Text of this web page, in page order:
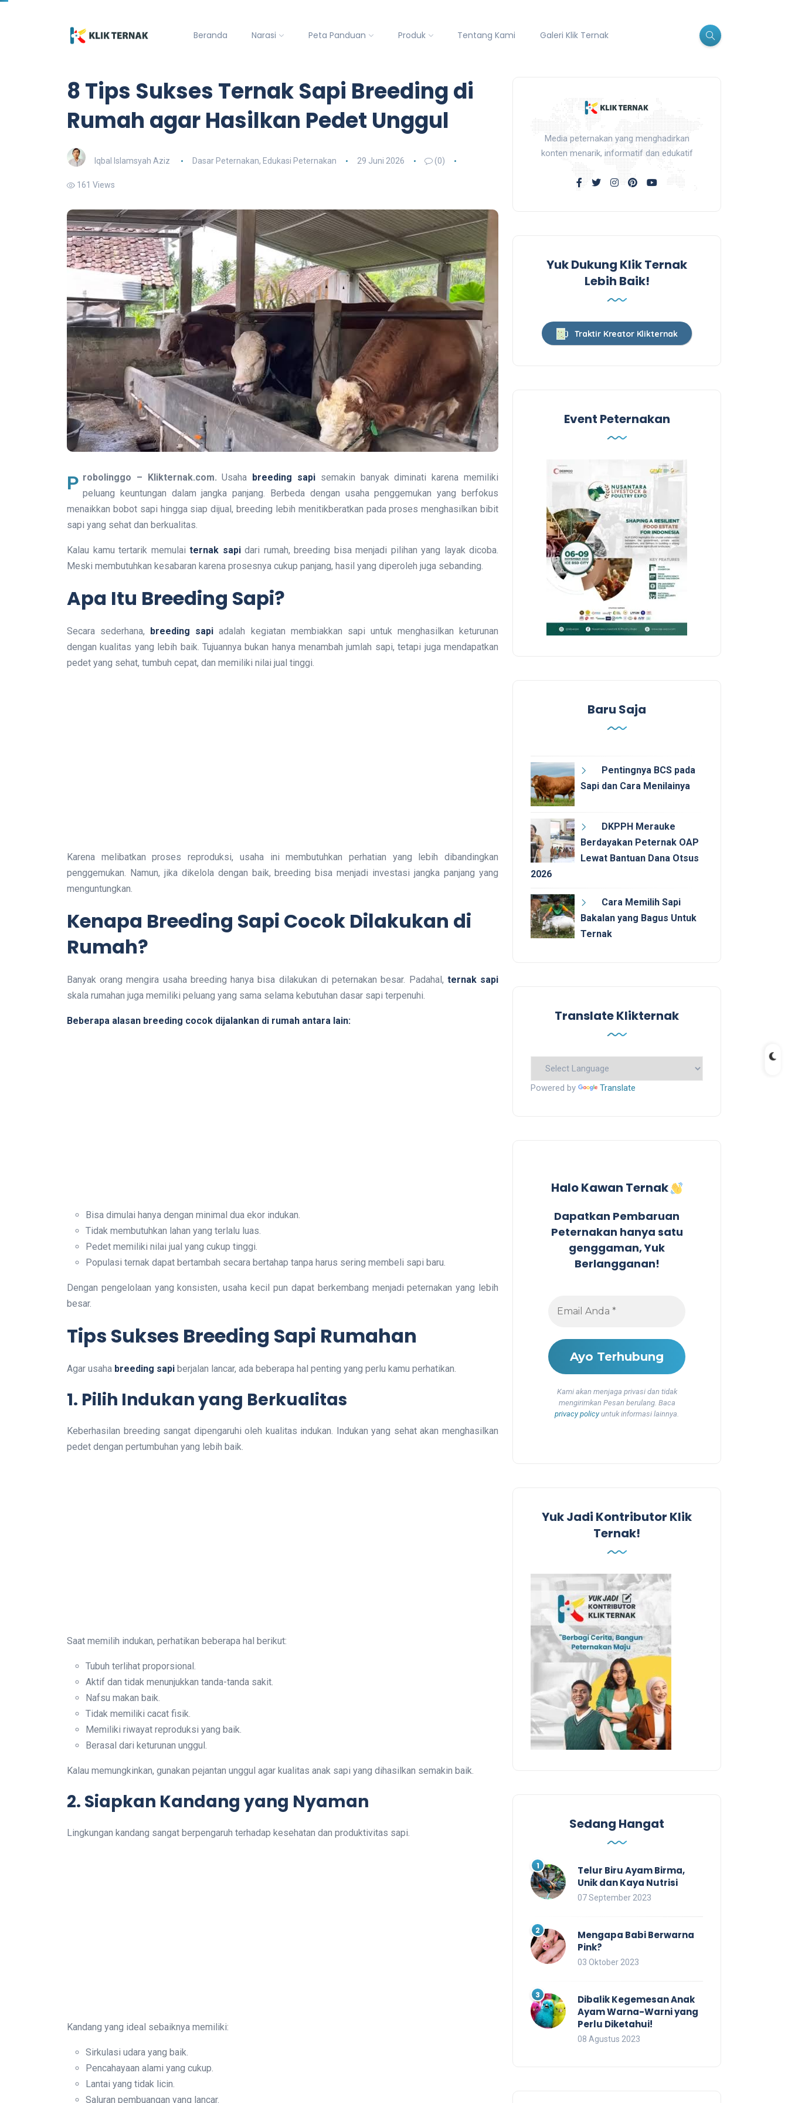
Beranda Narasi Peta Panduan Produk Tentang Kami Galeri Klik Ternak
8 Tips Sukses Ternak Sapi Breeding di
Rumah agar Hasilkan Pedet Unggul
Iqbal Islamsyah Aziz Dasar Peternakan, Edukasi Peternakan 29 Juni 2026 (0)
161 Views
Probolinggo – Klikternak.com.Usaha breeding sapi semakin banyak diminati karena memiliki
peluang keuntungan dalam jangka panjang. Berbeda dengan usaha penggemukan yang berfokus
menaikkan bobot sapi hingga siap dijual, breeding lebih menitikberatkan pada proses menghasilkan bibit
sapi yang sehat dan berkualitas.
Kalau kamu tertarik memulai ternak sapidari rumah, breeding bisa menjadi pilihan yang layak dicoba.
Meski membutuhkan kesabaran karena prosesnya cukup panjang, hasil yang diperoleh juga sebanding.
Apa Itu Breeding Sapi?
Secara sederhana, breeding sapi adalah kegiatan membiakkan sapi untuk menghasilkan keturunan
dengan kualitas yang lebih baik. Tujuannya bukan hanya menambah jumlah sapi, tetapi juga mendapatkan
pedet yang sehat, tumbuh cepat, dan memiliki nilai jual tinggi.
Karena melibatkan proses reproduksi, usaha ini membutuhkan perhatian yang lebih dibandingkan
penggemukan. Namun, jika dikelola dengan baik, breeding bisa menjadi investasi jangka panjang yang
menguntungkan.
Kenapa Breeding Sapi Cocok Dilakukan di
Rumah?
Banyak orang mengira usaha breeding hanya bisa dilakukan di peternakan besar. Padahal, ternak sapi
skala rumahan juga memiliki peluang yang sama selama kebutuhan dasar sapi terpenuhi.
Beberapa alasan breeding cocok dijalankan di rumah antara lain:
Bisa dimulai hanya dengan minimal dua ekor indukan.
Tidak membutuhkan lahan yang terlalu luas.
Pedet memiliki nilai jual yang cukup tinggi.
Populasi ternak dapat bertambah secara bertahap tanpa harus sering membeli sapi baru.
Dengan pengelolaan yang konsisten, usaha kecil pun dapat berkembang menjadi peternakan yang lebih
besar.
Tips Sukses Breeding Sapi Rumahan
Agar usaha breeding sapi berjalan lancar, ada beberapa hal penting yang perlu kamu perhatikan.
1. Pilih Indukan yang Berkualitas
Keberhasilan breeding sangat dipengaruhi oleh kualitas indukan. Indukan yang sehat akan menghasilkan
pedet dengan pertumbuhan yang lebih baik.
Saat memilih indukan, perhatikan beberapa hal berikut:
Tubuh terlihat proporsional.
Aktif dan tidak menunjukkan tanda-tanda sakit.
Nafsu makan baik.
Tidak memiliki cacat fisik.
Memiliki riwayat reproduksi yang baik.
Berasal dari keturunan unggul.
Kalau memungkinkan, gunakan pejantan unggul agar kualitas anak sapi yang dihasilkan semakin baik.
2. Siapkan Kandang yang Nyaman
Lingkungan kandang sangat berpengaruh terhadap kesehatan dan produktivitas sapi.
Kandang yang ideal sebaiknya memiliki:
Sirkulasi udara yang baik.
Pencahayaan alami yang cukup.
Lantai yang tidak licin.
Saluran pembuangan yang lancar.
Media peternakan yang menghadirkan
konten menarik, informatif dan edukatif
Yuk Dukung Klik Ternak
Lebih Baik!
Traktir Kreator Klikternak
Event Peternakan
Baru Saja
Pentingnya BCS pada
Sapi dan Cara Menilainya
DKPPH Merauke
Berdayakan Peternak OAP
Lewat Bantuan Dana Otsus
2026
Cara Memilih Sapi
Bakalan yang Bagus Untuk
Ternak
Translate Klikternak
Powered by Translate
Halo Kawan Ternak
Dapatkan Pembaruan
Peternakan hanya satu
genggaman, Yuk
Berlangganan!
Kami akan menjaga privasi dan tidak
mengirimkan Pesan berulang. Baca
privacy policyuntuk informasi lainnya.
Yuk Jadi Kontributor Klik
Ternak!
Sedang Hangat
Telur Biru Ayam Birma,
Unik dan Kaya Nutrisi
07 September 2023
Mengapa Babi Berwarna
Pink?
03 Oktober 2023
Dibalik Kegemesan Anak
Ayam Warna-Warni yang
Perlu Diketahui!
08 Agustus 2023